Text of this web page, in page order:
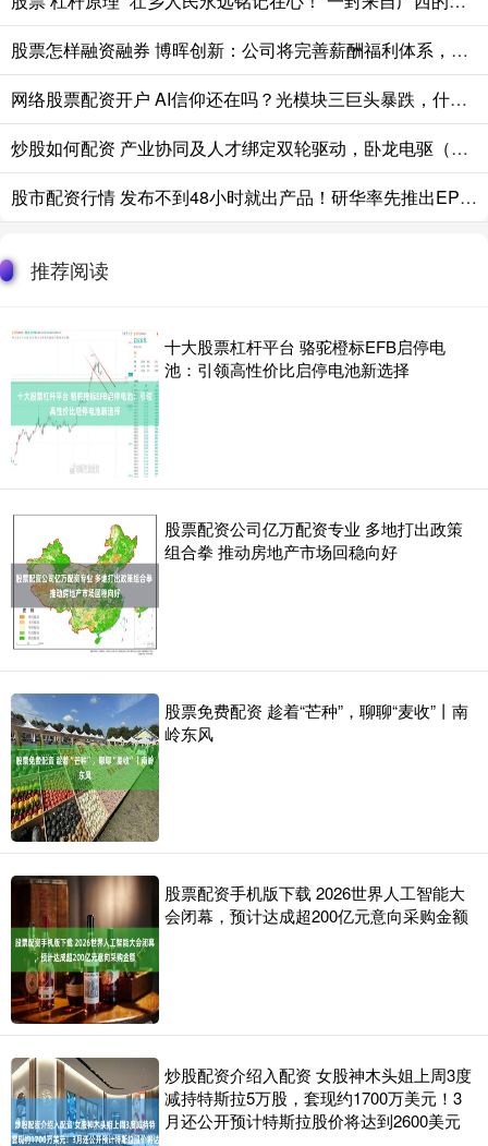
股票怎样融资融券 博晖创新：公司将完善薪酬福利体系，有效增强团队凝聚力与归属感
网络股票配资开户 AI信仰还在吗？光模块三巨头暴跌，什么原因？机构：筹码消化非趋势逆转！高“光”159363吸金超1亿份
炒股如何配资 产业协同及人才绑定双轮驱动，卧龙电驱（600580.SH）布局具身智能打开成长新空间
股市配资行情 发布不到48小时就出产品！研华率先推出EPYC 9006服务器：Zen 6架构+2nm工艺
推荐阅读
十大股票杠杆平台 骆驼橙标EFB启停电
池：引领高性价比启停电池新选择
股票配资公司亿万配资专业 多地打出政策
组合拳 推动房地产市场回稳向好
股票免费配资 趁着“芒种”，聊聊“麦收”丨南
岭东风
股票配资手机版下载 2026世界人工智能大
会闭幕，预计达成超200亿元意向采购金额
炒股配资介绍入配资 女股神木头姐上周3度
减持特斯拉5万股，套现约1700万美元！3
月还公开预计特斯拉股价将达到2600美元